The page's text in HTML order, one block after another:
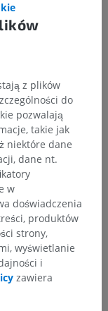
z plików
do
pozwalają
takie jak
niektóre dane
dane nt.
w
doświadczenia
produktów
strony,
wyświetlanie
i
zawiera